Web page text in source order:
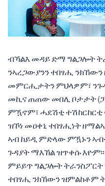
ብኻልእ መዳይ ድማ ግልጋሎት
ንኣረጋውያንን ተበፃሒ
መምርሒታትን ምህላዎም፣
መኪና ጠጠው መበሊ ቦታታት
ምዃኖም፣ ሓደሽቲ
ዝኾነ መዐቀኒ ተበፃሒነት
ኣብ ከይዲ ምድላው ምዃኑን
ጉዳያት ማእኸል ዝጥቀሱ
ምይይጥ ግልጋሎት ትራንስፖርት
ተበፃሒ ንክኸውን ዝምልከቶም